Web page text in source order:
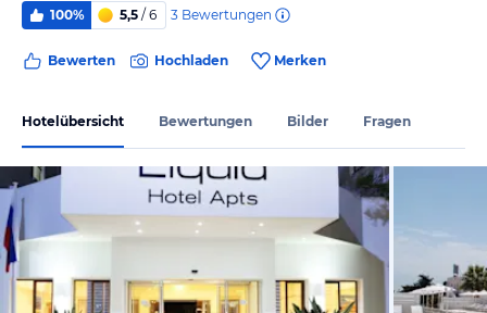
100% 5,5 / 6 3 Bewertungen
Bewerten Hochladen Merken
Hotelübersicht Bewertungen Bilder Fragen